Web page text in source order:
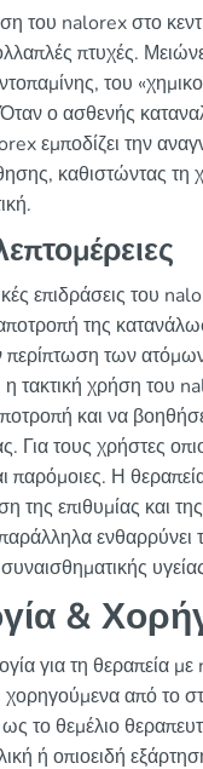
του nalorex στο
πτυχές.
του
ο ασθενής
εμποδίζει την
καθιστώντας τη
επιδράσεις του
της
περίπτωση των
τακτική χρήση του
και να
Για τους χρήστες
παρόμοιες. Η
της επιθυμίας και
ενθαρρύνει
&
για τη θεραπεία
χορηγούμενα από το
το θεμέλιο
ή οπιοειδή